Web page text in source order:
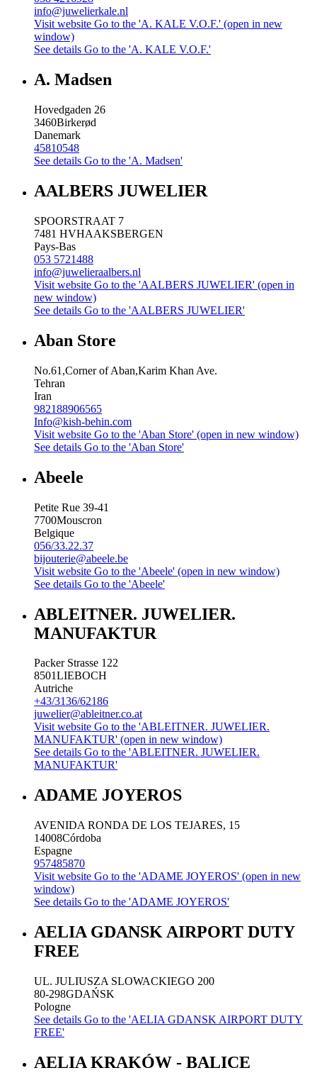
info@juwelierkale.nl
Visit website Go to the 'A. KALE V.O.F.' (open in new
window)
See details Go to the 'A. KALE V.O.F.'
A. Madsen
Hovedgaden 26
3460Birkerød
Danemark
45810548
See details Go to the 'A. Madsen'
AALBERS JUWELIER
SPOORSTRAAT 7
7481 HVHAAKSBERGEN
Pays-Bas
053 5721488
info@juwelieraalbers.nl
Visit website Go to the 'AALBERS JUWELIER' (open in
new window)
See details Go to the 'AALBERS JUWELIER'
Aban Store
No.61,Corner of Aban,Karim Khan Ave.
Tehran
Iran
982188906565
Info@kish-behin.com
Visit website Go to the 'Aban Store' (open in new window)
See details Go to the 'Aban Store'
Abeele
Petite Rue 39-41
7700Mouscron
Belgique
056/33.22.37
bijouterie@abeele.be
Visit website Go to the 'Abeele' (open in new window)
See details Go to the 'Abeele'
ABLEITNER. JUWELIER.
MANUFAKTUR
Packer Strasse 122
8501LIEBOCH
Autriche
+43/3136/62186
juwelier@ableitner.co.at
Visit website Go to the 'ABLEITNER. JUWELIER.
MANUFAKTUR' (open in new window)
See details Go to the 'ABLEITNER. JUWELIER.
MANUFAKTUR'
ADAME JOYEROS
AVENIDA RONDA DE LOS TEJARES, 15
14008Córdoba
Espagne
957485870
Visit website Go to the 'ADAME JOYEROS' (open in new
window)
See details Go to the 'ADAME JOYEROS'
AELIA GDANSK AIRPORT DUTY
FREE
UL. JULIUSZA SLOWACKIEGO 200
80-298GDAŃSK
Pologne
See details Go to the 'AELIA GDANSK AIRPORT DUTY
FREE'
AELIA KRAKÓW - BALICE